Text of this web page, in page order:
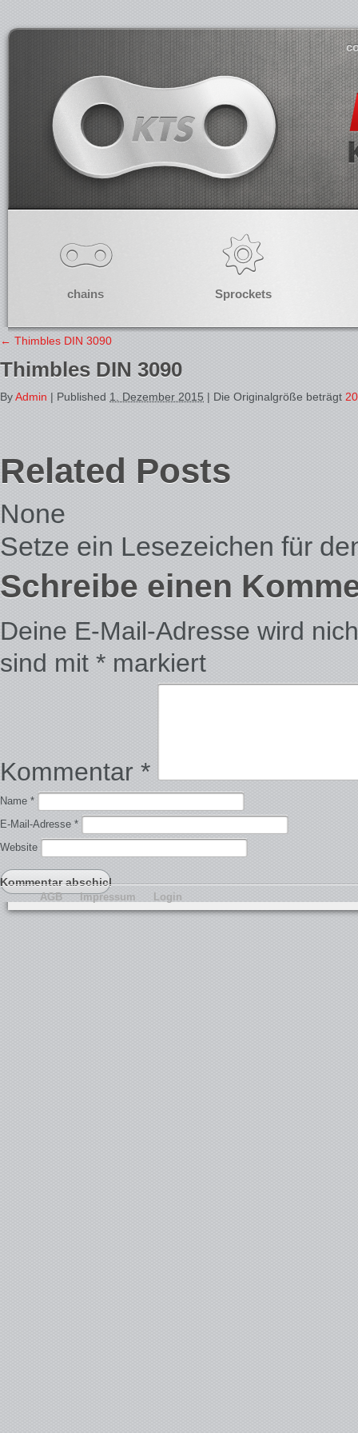
chains Sprockets
← Thimbles DIN 3090
Thimbles DIN 3090
ByAdmin | Published 1. Dezember 2015 | Die Originalgröße beträgt
Related Posts
None
Setze ein Lesezeichen für
Schreibe einen
Deine E-Mail-Adresse wird
sind mit * markiert
Kommentar *
Name *
E-Mail-Adresse *
Website
AGB Impressum Login